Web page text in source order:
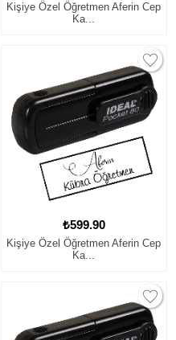
Kişiye Özel Öğretmen Aferin Cep
Ka...
₺599.90
Kişiye Özel Öğretmen Aferin Cep
Ka...